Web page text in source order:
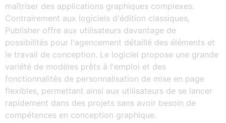
maîtriser des applications graphiques complexes.
Contrairement aux logiciels d'édition classiques,
Publisher offre aux utilisateurs davantage de
possibilités pour l'agencement détaillé des éléments et
le travail de conception. Le logiciel propose une grande
variété de modèles prêts à l'emploi et des
fonctionnalités de personnalisation de mise en page
flexibles, permettant ainsi aux utilisateurs de se lancer
rapidement dans des projets sans avoir besoin de
compétences en conception graphique.